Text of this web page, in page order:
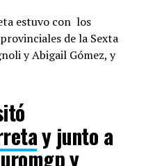
estuvo con los
de la Sexta
y Abigail Gómez, y
y junto a
y